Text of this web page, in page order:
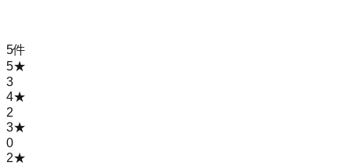
5件
5★
3
4★
2
3★
0
2★